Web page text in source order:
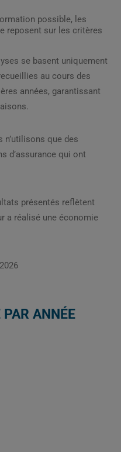
possible, les
reposent sur les critères
se basent uniquement
au cours des
années, garantissant
n’utilisons que des
d’assurance qui ont
présentés reflètent
a réalisé une économie
ANNÉE